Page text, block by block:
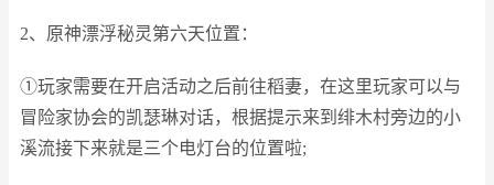
2、原神漂浮秘灵第六天位置：
①玩家需要在开启活动之后前往稻妻，在这里玩家可以与
冒险家协会的凯瑟琳对话，根据提示来到绯木村旁边的小
溪流接下来就是三个电灯台的位置啦;